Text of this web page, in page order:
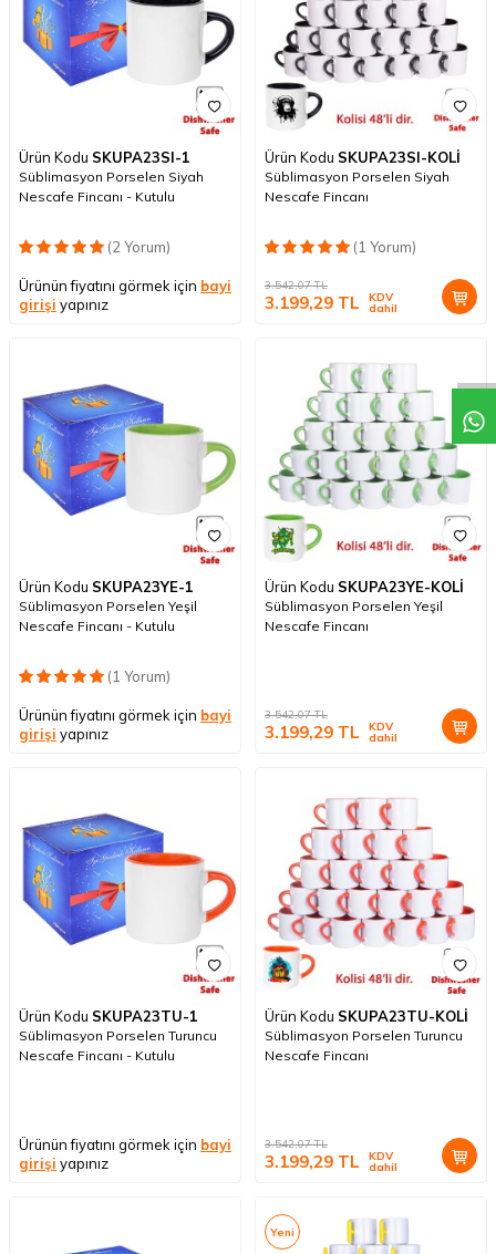
Ürün Kodu SKUPA23SI-1
Süblimasyon Porselen Siyah
Nescafe Fincanı - Kutulu
(2 Yorum)
Ürünün fiyatını görmek için bayi
girişi yapınız
Ürün Kodu SKUPA23SI-KOLİ
Süblimasyon Porselen Siyah
Nescafe Fincanı
(1 Yorum)
3.542,07TL
3.199,29 TL KDV
dahil
Ürün Kodu SKUPA23YE-1
Süblimasyon Porselen Yeşil
Nescafe Fincanı - Kutulu
(1 Yorum)
Ürünün fiyatını görmek için bayi
girişi yapınız
Ürün Kodu SKUPA23YE-KOLİ
Süblimasyon Porselen Yeşil
Nescafe Fincanı
3.542,07TL
3.199,29 TL KDV
dahil
Ürün Kodu SKUPA23TU-1
Süblimasyon Porselen Turuncu
Nescafe Fincanı - Kutulu
Ürünün fiyatını görmek için bayi
girişi yapınız
Ürün Kodu SKUPA23TU-KOLİ
Süblimasyon Porselen Turuncu
Nescafe Fincanı
3.542,07TL
3.199,29 TL KDV
dahil
Yeni